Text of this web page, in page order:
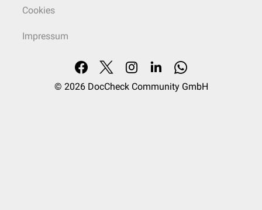
Cookies
Impressum
© 2026 DocCheck Community GmbH